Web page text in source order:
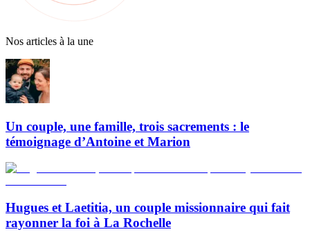
Nos articles à la une
Un couple, une famille, trois sacrements : le
témoignage d’Antoine et Marion
Hugues et Laetitia, un couple missionnaire qui fait
rayonner la foi à La Rochelle